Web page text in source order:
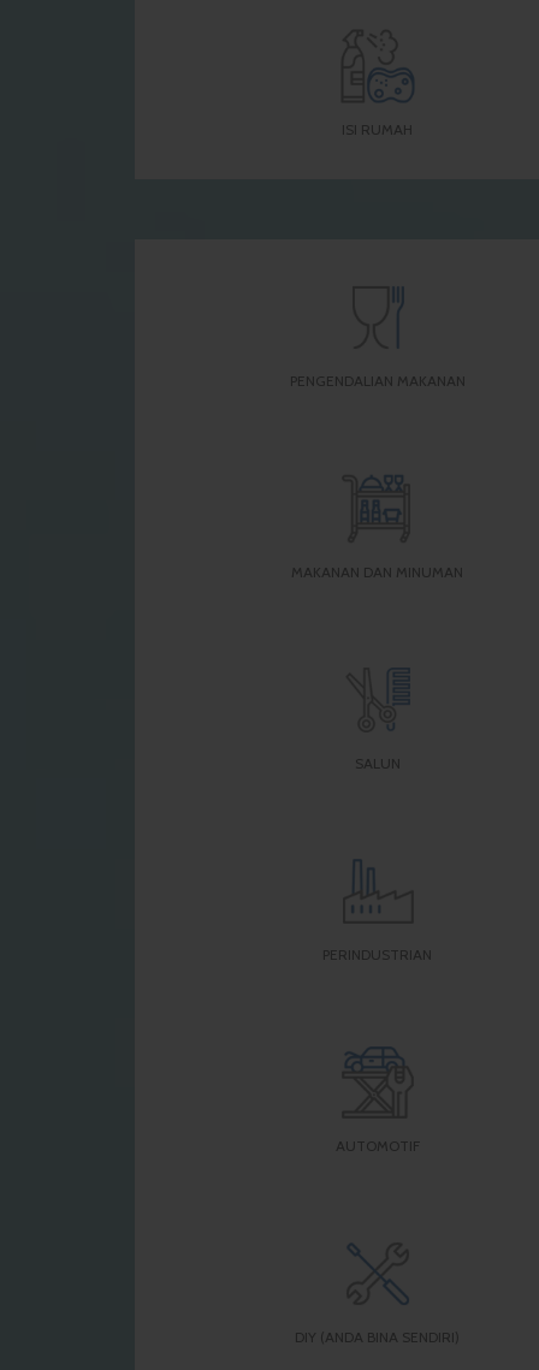
ISI RUMAH
PENGENDALIAN MAKANAN
MAKANAN DAN MINUMAN
SALUN
PERINDUSTRIAN
AUTOMOTIF
DIY (ANDA BINA SENDIRI)